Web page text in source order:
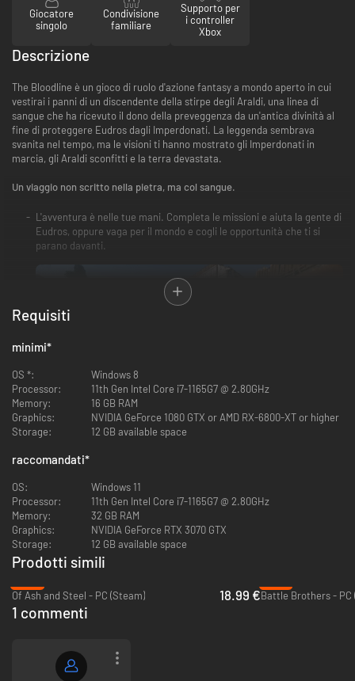
Giocatore
singolo
Condivisione
familiare
Supporto per
i controller
Xbox
Descrizione
The Bloodline è un gioco di ruolo d'azione fantasy a mondo aperto in cui
vestirai i panni di un discendente della stirpe degli Araldi, una linea di
sangue che ha ricevuto il dono della preveggenza da un'antica divinità al
fine di proteggere Eudros dagli Imperdonati. La leggenda sembrava
svanita nel tempo, ma le visioni ti hanno mostrato gli Imperdonati in
marcia, gli Araldi sconfitti e la terra devastata.
Un viaggio non scritto nella pietra, ma col sangue.
L'avventura è nelle tue mani. Completa le missioni e aiuta la gente di
Eudros, oppure vaga per il mondo e cogli le opportunità che ti si
parano davanti.
Rinsalda i legami tra i regni, costruisci il villaggio e preparati per il
ritorno degli Imperdonati.
Esplora il mondo, unisciti alle gilde, caccia creature magiche o
Requisiti
minimi*
OS *:
Windows 8
Processor:
11th Gen Intel Core i7-1165G7 @ 2.80GHz
Memory:
16 GB RAM
Graphics:
NVIDIA GeForce 1080 GTX or AMD RX-6800-XT or higher
Storage:
12 GB available space
raccomandati*
OS:
Windows 11
Processor:
11th Gen Intel Core i7-1165G7 @ 2.80GHz
Memory:
32 GB RAM
Graphics:
NVIDIA GeForce RTX 3070 GTX
Storage:
12 GB available space
Prodotti simili
Of Ash and Steel - PC (Steam)
18.99 €Battle Brothers - PC
1 commenti